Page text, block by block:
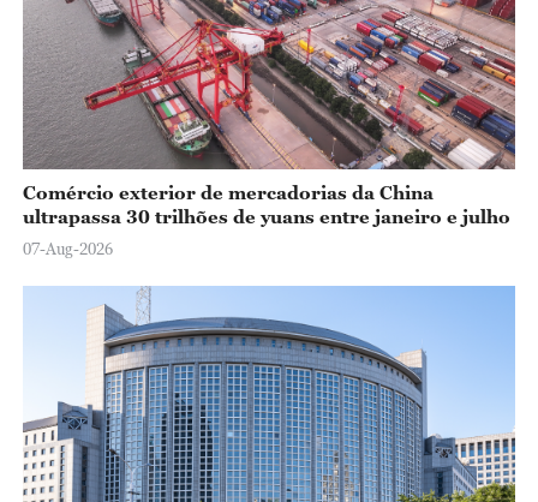
Comércio exterior de mercadorias da China
ultrapassa 30 trilhões de yuans entre janeiro e julho
07-Aug-2026